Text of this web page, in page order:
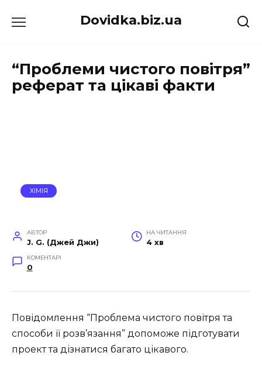
до
Dovidka.biz.ua
“Проблеми чистого повітря”
реферат та цікаві факти
ХІМІЯ
АВТОР
J. G. (Джей Джи)
НА ЧИТАННЯ
4 хв
КОМЕНТАРІ
0
Повідомлення “Проблема чистого повітря та
способи її розв’язання” допоможе підготувати
проект та дізнатися багато цікавого.